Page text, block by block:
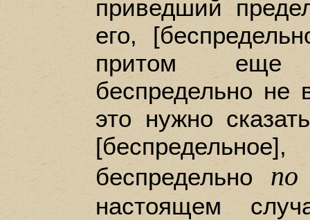
приведший
его,
притом еще
беспредельно не
это нужно
беспредельнопо
настоящем